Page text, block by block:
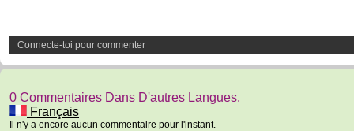
Connecte-toi pour commenter
0 Commentaires Dans D'autres Langues.
Français
Il n'y a encore aucun commentaire pour l'instant.